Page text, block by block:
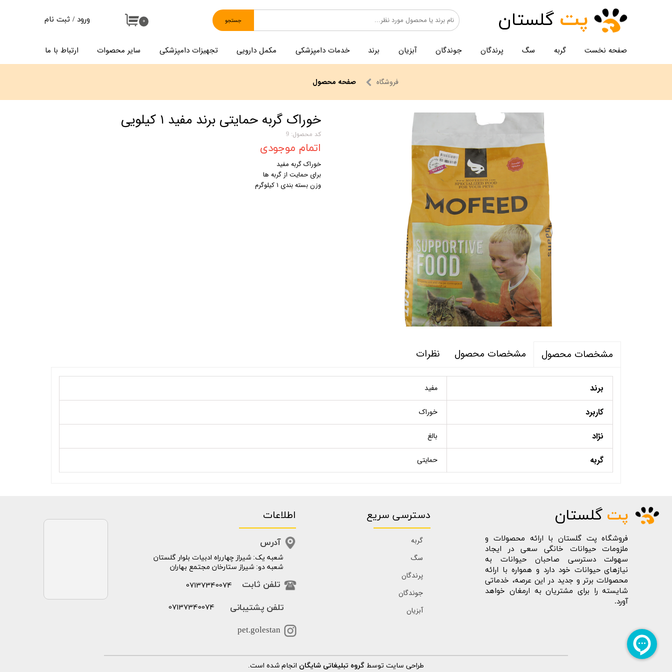
صفحه نخست گربه سگ پرندگان جوندگان آبزیان برند خدمات دامپزشکی مکمل دارویی تجهیزات دامپزشکی سایر محصوات ارتباط با ما
۰ جستجو پت گلستان ورود / ثبت نام
تغییر گذر واژه
فروشگاه صفحه محصول
خوراک گربه حمایتی برند مفید ۱ کیلویی
کد محصول: 9
اتمام موجودی
خوراک گربه مفید
برای حمایت از گربه ها
وزن بسته بندی ۱ کیلوگرم
مشخصات محصول مشخصات محصول نظرات
برند مفید
کاربرد خوراک
نژاد بالغ
گربه حمایتی
پت گلستان
فروشگاه پت گلستان با ارائه محصولات و
ملزومات حیوانات خانگی سعی در ایجاد
سهولت دسترسی صاحبان حیوانات به
نیازهای حیوانات خود دارد و همواره با ارائه
محصولات برتر و جدید در این عرصه، خدماتی
شایسته را برای مشتریان به ارمغان خواهد
آورد.
دسترسی سریع
گربه
سگ
پرندگان
جوندگان
آبزیان
​​شعبه یک: شیراز چهارراه ادبیات بلوار گلستان
شعبه دو: شیراز ستارخان مجتمع بهاران
اطلاعات
آدرس
تلفن ثابت 07137340074
pet.golestan
طراحی سایت توسط گروه تبلیغاتی شایگان انجام شده است.
تلفن پشتیبانی 07137340074